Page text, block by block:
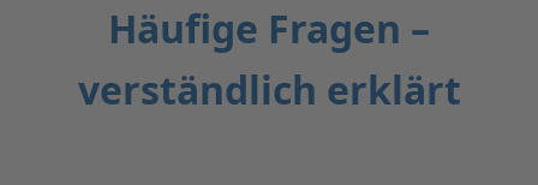
Häufige Fragen –
verständlich erklärt